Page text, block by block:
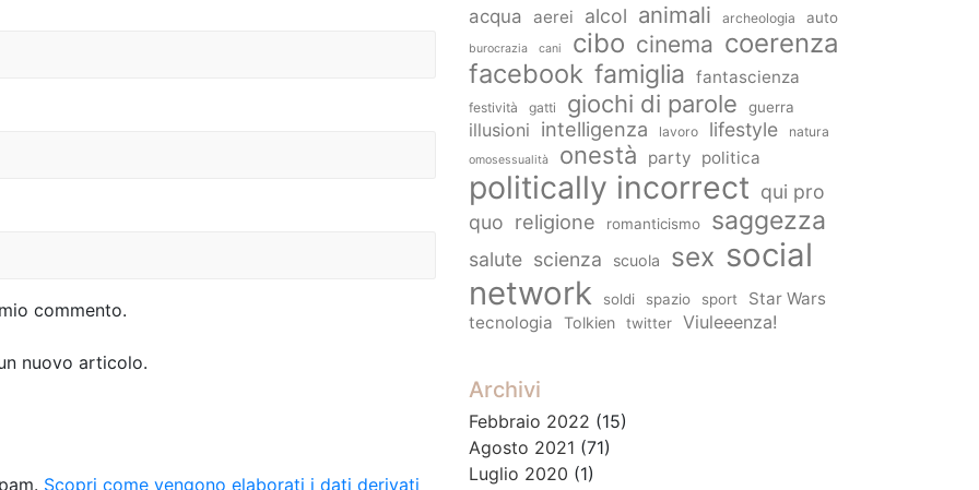
commento.
nuovo articolo.
Scopri come vengono elaborati i dati derivati
acqua aerei alcol animali archeologia auto
burocrazia cani cibo cinema coerenza
facebook famiglia fantascienza
festività gatti giochi di parole guerra
illusioni intelligenza lavoro lifestyle natura
omosessualità onestà party politica
politically incorrect qui pro
quo religione romanticismo saggezza
salute scienza scuola sex social
network
soldi spazio sport
Star Wars
tecnologia
Tolkien twitter Viuleeenza!
Archivi
Febbraio 2022 (15)
Agosto 2021 (71)
Luglio 2020 (1)